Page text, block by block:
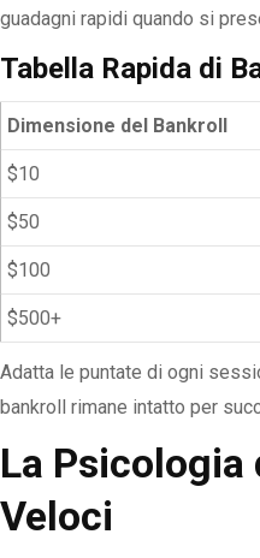
guadagni rapidi quando si
Tabella Rapida di
Dimensione del Bankroll
$10
$50
$100
$500+
Adatta le puntate di ogni
bankroll rimane intatto per
La Psicologia
Veloci